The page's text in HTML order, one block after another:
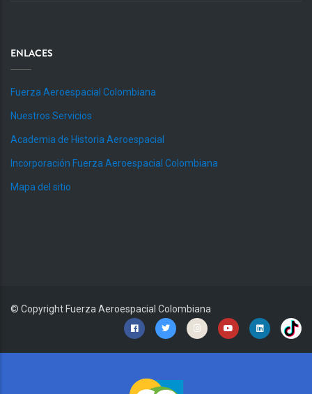
ENLACES
Fuerza Aeroespacial Colombiana
Nuestros Servicios
Academia de Historia Aeroespacial
Incorporación Fuerza Aeroespacial Colombiana
Mapa del sitio
© CopyrightFuerza Aeroespacial Colombiana